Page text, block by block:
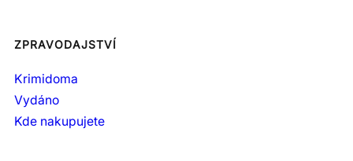
ZPRAVODAJSTVÍ
Krimidoma
Vydáno
Kde nakupujete